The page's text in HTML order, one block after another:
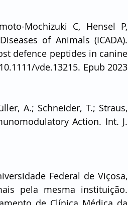
Mochizuki C, Hensel P,
of Animals (ICADA).
defence peptides in canine
vde.13215. Epub 2023
A.; Schneider, T.; Straus,
Action. Int. J.
Federal de Viçosa,
pela mesma instituição.